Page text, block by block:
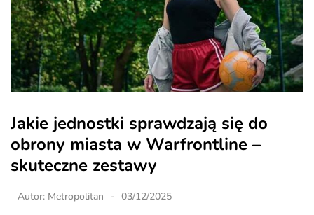
Jakie jednostki sprawdzają się do
obrony miasta w Warfrontline –
skuteczne zestawy
Autor: Metropolitan 03/12/2025